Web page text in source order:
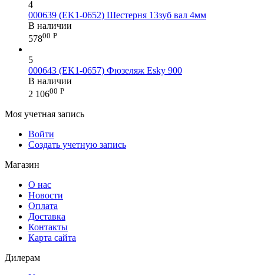
4
000639 (EK1-0652) Шестерня 13зуб вал 4мм
В наличии
57800 Р
5
000643 (EK1-0657) Фюзеляж Esky 900
В наличии
2 10600 Р
Моя учетная запись
Войти
Создать учетную запись
Магазин
О нас
Новости
Оплата
Доставка
Контакты
Карта сайта
Дилерам